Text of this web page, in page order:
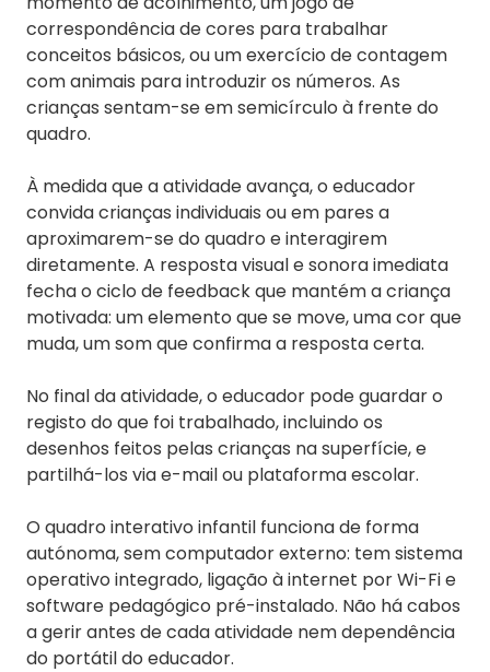
correspondência de cores para trabalhar
conceitos básicos, ou um exercício de contagem
com animais para introduzir os números. As
crianças sentam-se em semicírculo à frente do
quadro.
À medida que a atividade avança, o educador
convida crianças individuais ou em pares a
aproximarem-se do quadro e interagirem
diretamente. A resposta visual e sonora imediata
fecha o ciclo de feedback que mantém a criança
motivada: um elemento que se move, uma cor que
muda, um som que confirma a resposta certa.
No final da atividade, o educador pode guardar o
registo do que foi trabalhado, incluindo os
desenhos feitos pelas crianças na superfície, e
partilhá-los via e-mail ou plataforma escolar.
O quadro interativo infantil funciona de forma
autónoma, sem computador externo: tem sistema
operativo integrado, ligação à internet por Wi-Fi e
software pedagógico pré-instalado. Não há cabos
a gerir antes de cada atividade nem dependência
do portátil do educador.